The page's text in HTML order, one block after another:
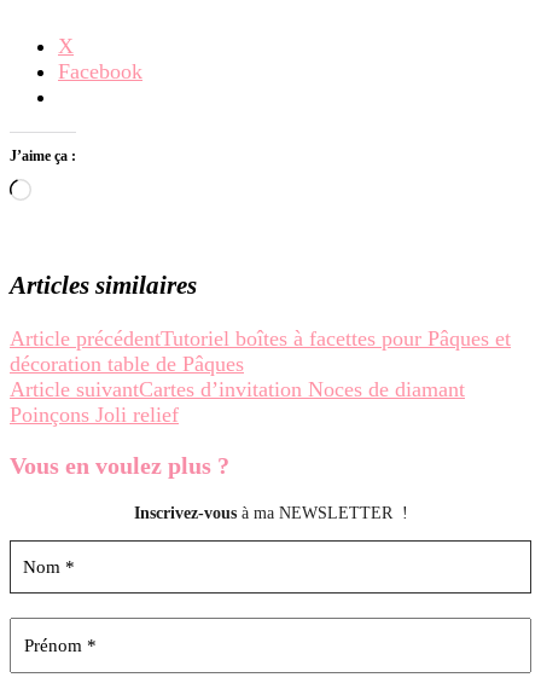
X
Facebook
J’aime ça :
Chargement…
Articles similaires
Navigation
d’article
Article précédentTutoriel boîtes à facettes pour Pâques et
décoration table de Pâques
Article suivantCartes d’invitation Noces de diamant
Poinçons Joli relief
Vous en voulez plus ?
Inscrivez-vousà ma NEWSLETTER !